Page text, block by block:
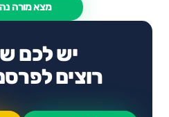
מצא מורה
יש לכם
רוצים